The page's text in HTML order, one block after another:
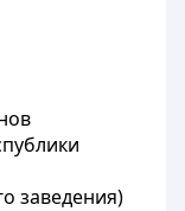
заведения)